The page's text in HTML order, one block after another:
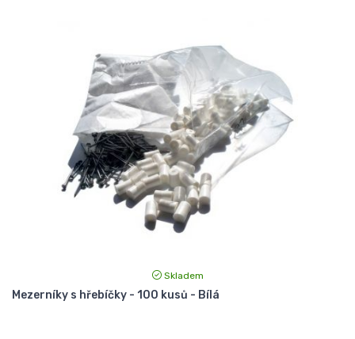
Skladem
Mezerníky s hřebíčky - 100 kusů - Bílá